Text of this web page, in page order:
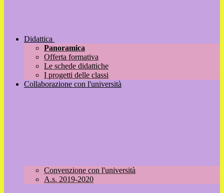
Didattica
Panoramica
Offerta formativa
Le schede didattiche
I progetti delle classi
Collaborazione con l'università
Convenzione con l'università
A.s. 2019-2020